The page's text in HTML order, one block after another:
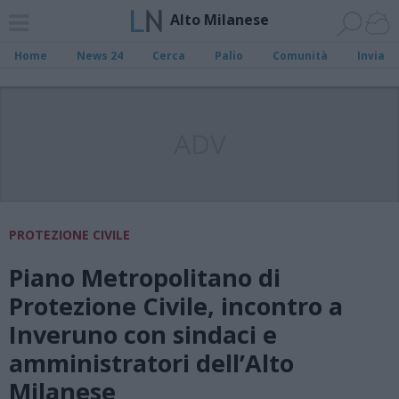
Alto Milanese
Home News 24 Cerca Palio Comunità Invia
PROTEZIONE CIVILE
Piano Metropolitano di
Protezione Civile, incontro a
Inveruno con sindaci e
amministratori dell’Alto
Milanese